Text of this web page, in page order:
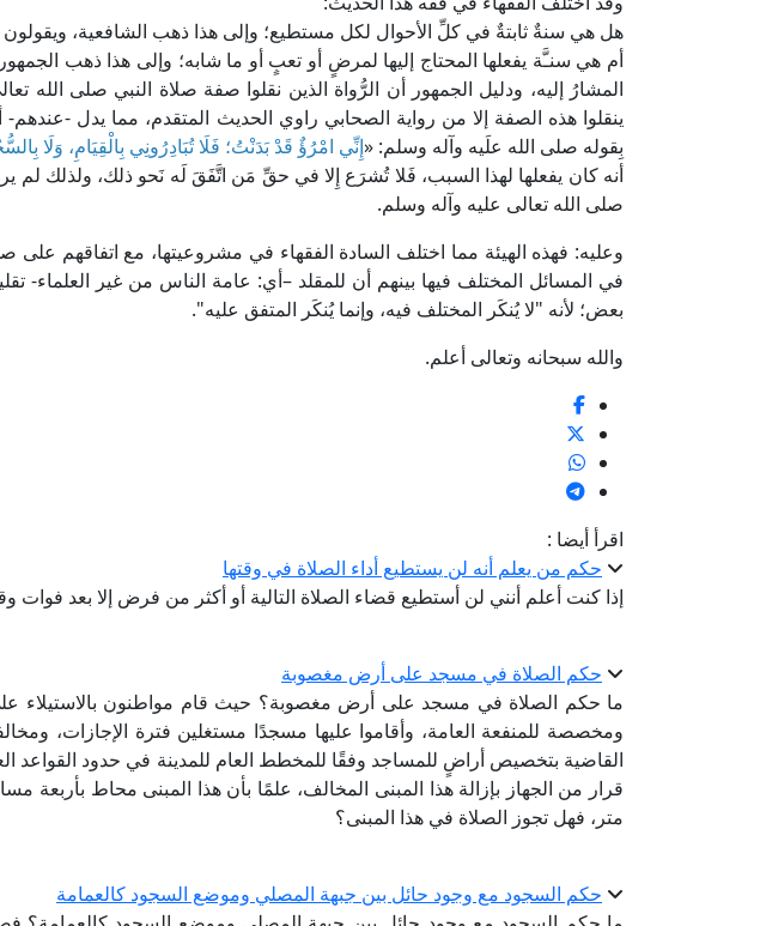
هل هي سنةٌ ثابتةٌ في كلِّ الأحوال لكل مستطيع؛ وإلى هذا ذهب الشافعية، ويقولون
أم هي سنـَّة يفعلها المحتاج إليها لمرضٍ أو تعبٍ أو ما شابه؛ وإلى هذا ذهب
المشارُ إليه، ودليل الجمهور أن الرُّواة الذين نقلوا صفة صلاة النبي صلى الله
ينقلوا هذه الصفة إلا من رواية الصحابي راوي الحديث المتقدم، مما يدل -
بِقوله صلى الله علَيه وآله وسلم: «إِنِّي امْرُؤٌ قَدْ بَدَنْتُ؛ فَلَا تُبَادِرُونِي بِالْقِيَامِ، وَلَا
أنه كان يفعلها لهذا السبب، فَلا تُشرَع إِلا في حقِّ مَن اتَّفَقَ لَه نَحو ذلك، ولذلك لم
صلى الله تعالى عليه وآله وسلم.
وعليه: فهذه الهيئة مما اختلف السادة الفقهاء في مشروعيتها، مع اتفاقهم على
في المسائل المختلف فيها بينهم أن للمقلد –أي: عامة الناس من غير العلماء-
بعض؛ لأنه "لا يُنكَر المختلف فيه، وإنما يُنكَر المتفق عليه".
والله سبحانه وتعالى أعلم.
اقرأ أيضا :
حكم من يعلم أنه لن يستطيع أداء الصلاة في وقتها
إذا كنت أعلم أنني لن أستطيع قضاء الصلاة التالية أو أكثر من فرض إلا بعد فوات
حكم الصلاة في مسجد على أرض مغصوبة
ما حكم الصلاة في مسجد على أرض مغصوبة؟ حيث قام مواطنون بالاستيلاء
ومخصصة للمنفعة العامة، وأقاموا عليها مسجدًا مستغلين فترة الإجازات،
القاضية بتخصيص أراضٍ للمساجد وفقًا للمخطط العام للمدينة في حدود القواعد
قرار من الجهاز بإزالة هذا المبنى المخالف، علمًا بأن هذا المبنى محاط بأربعة
متر، فهل تجوز الصلاة في هذا المبنى؟
حكم السجود مع وجود حائل بين جبهة المصلي وموضع السجود كالعمامة